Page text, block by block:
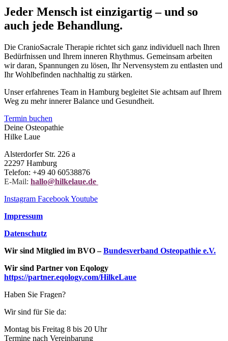
Jeder Mensch ist einzigartig – und so
auch jede Behandlung.
Die CranioSacrale Therapie richtet sich ganz individuell nach Ihren
Bedürfnissen und Ihrem inneren Rhythmus. Gemeinsam arbeiten
wir daran, Spannungen zu lösen, Ihr Nervensystem zu entlasten und
Ihr Wohlbefinden nachhaltig zu stärken.
Unser erfahrenes Team in Hamburg begleitet Sie achtsam auf Ihrem
Weg zu mehr innerer Balance und Gesundheit.
Termin buchen
Deine Osteopathie
Hilke Laue
Alsterdorfer Str. 226 a
22297 Hamburg
Telefon: +49 40 60538876
E-Mail: hallo@hilkelaue.de
Instagram FacebookYoutube
Impressum
Datenschutz
Wir sind Mitglied im BVO –Bundesverband Osteopathie e.V.
Wir sind Partner von Eqology
https://partner.eqology.com/HilkeLaue
Haben Sie Fragen?
Wir sind für Sie da:
Montag bis Freitag 8 bis 20 Uhr
Termine nach Vereinbarung